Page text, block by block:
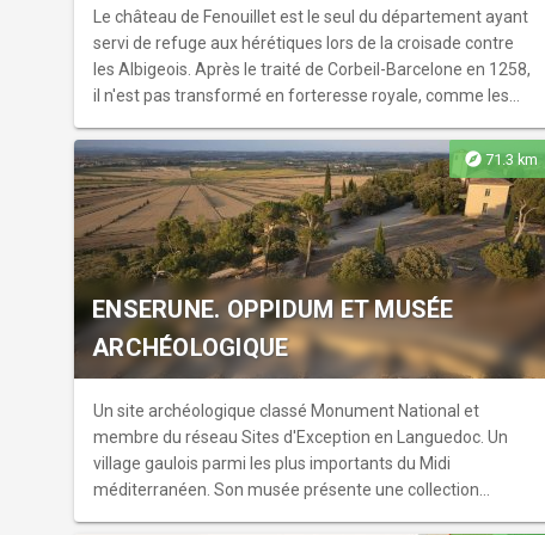
Le château de Fenouillet est le seul du département ayant
servi de refuge aux hérétiques lors de la croisade contre
les Albigeois. Après le traité de Corbeil-Barcelone en 1258,
il n'est pas transformé en forteresse royale, comme les
ruines du château féodal.
explore71.3 km
ENSERUNE. OPPIDUM ET MUSÉE
ARCHÉOLOGIQUE
Un site archéologique classé Monument National et
membre du réseau Sites d'Exception en Languedoc. Un
village gaulois parmi les plus importants du Midi
méditerranéen. Son musée présente une collection